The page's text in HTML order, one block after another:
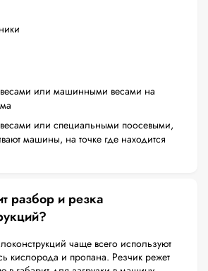
или машинными весами на
или специальными поосевыми,
машины, на точке где находится
разбор и резка
чаще всего используют
кислорода и пропана. Резчик режет